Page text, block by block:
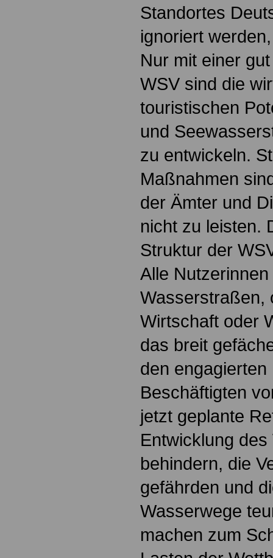
Standortes
ignoriert
Nur mit einer
WSV sind die
touristischen
und
zu entwickeln.
Maßnahmen
der Ämter und
nicht zu leisten.
Struktur der
Alle
Wasserstraßen,
Wirtschaft oder
das breit
den
Beschäftigten
jetzt geplante
Entwicklung
behindern, die
gefährden und
Wasserwege
machen zum